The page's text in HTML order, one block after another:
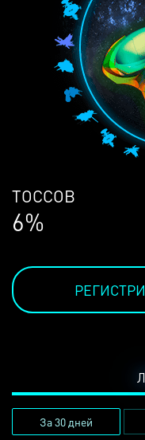
ЛЮДЕЙ
68%
За 30 дней